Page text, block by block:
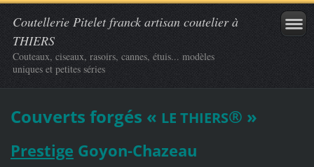
Coutellerie Pitelet franck artisan coutelier à
THIERS
Couteaux, ciseaux, rasoirs, cannes, étuis... modèles
uniques et petites séries
Couverts forgés « LE THIERS® »
Prestige Goyon-Chazeau